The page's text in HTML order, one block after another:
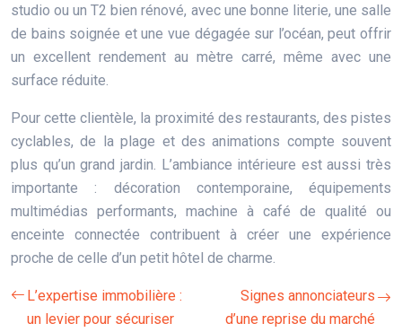
studio ou un T2 bien rénové, avec une bonne literie, une salle
de bains soignée et une vue dégagée sur l’océan, peut offrir
un excellent rendement au mètre carré, même avec une
surface réduite.
Pour cette clientèle, la proximité des restaurants, des pistes
cyclables, de la plage et des animations compte souvent
plus qu’un grand jardin. L’ambiance intérieure est aussi très
importante : décoration contemporaine, équipements
multimédias performants, machine à café de qualité ou
enceinte connectée contribuent à créer une expérience
proche de celle d’un petit hôtel de charme.
L’expertise immobilière :
un levier pour sécuriser
Signes annonciateurs
d’une reprise du marché